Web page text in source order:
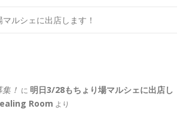
ルシェに出店します！
！ に 明日3/28もちょり場マルシェに出店し
Room より